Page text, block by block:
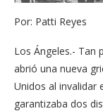
Por: Patti Reyes
Los Ángeles.- Tan
abrió una nueva
Unidos al invalidar
garantizaba dos